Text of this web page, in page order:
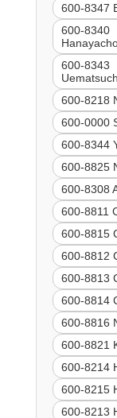
600-8347
600-8340
600-8343
600-8218
600-0000
600-8344
600-8825
600-8308
600-8811
600-8815
600-8812
600-8813
600-8814
600-8816
600-8821
600-8214
600-8215
600-8213